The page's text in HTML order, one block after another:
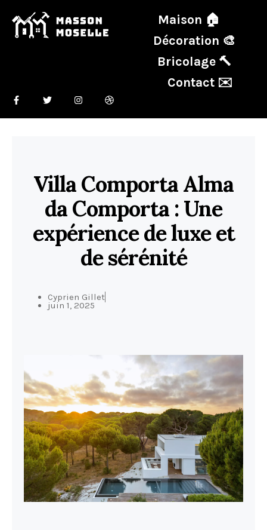
Maison 🏠
Décoration 🎨
Bricolage 🔨
Contact ✉️
Villa Comporta Alma
da Comporta : Une
expérience de luxe et
de sérénité
Cyprien Gillet
juin 1, 2025